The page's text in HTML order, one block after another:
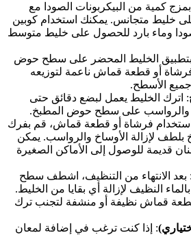
كمية من البيكربونات الصودا مع
خليط متجانس. يمكنك استخدام كوبين
وماء بارد للحصول على خليط متوسط
الخليط المحضر على سطح حوض
أو قطعة قماش ناعمة لتوزيعه
الأسطح.
الخليط يعمل لبضع دقائق حتى
والرواسب على سطح حوض المطبخ.
فرشاة أو قطعة قماش، قم بفرك
لإزالة الأوساخ والرواسب. يمكن
قديمة للوصول إلى الأماكن الصغيرة
الانتهاء من التنظيف، اشطف سطح
النظيف لإزالة أي بقايا من الخليط.
قماش نظيفة أو منشفة لتجنب ترك
: إذا كنت ترغب في إضافة لمعان